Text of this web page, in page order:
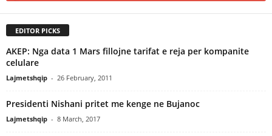
EDITOR PICKS
AKEP: Nga data 1 Mars fillojne tarifat e reja per kompanite
celulare
Lajmetshqip - 26 February, 2011
Presidenti Nishani pritet me kenge ne Bujanoc
Lajmetshqip - 8 March, 2017